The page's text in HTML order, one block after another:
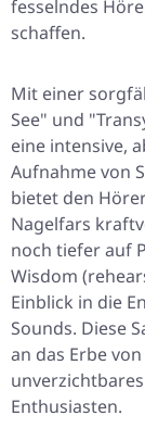
fesselndes
schaffen.
Mit einer
See" und
eine intensive,
Aufnahme von
bietet den
Nagelfars
noch tiefer auf
Wisdom
Einblick in die
Sounds. Diese
an das Erbe
Enthusiasten.